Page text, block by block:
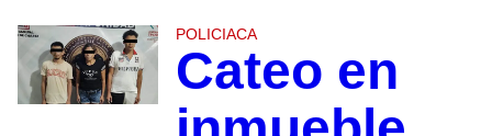
POLICIACA
Cateo en